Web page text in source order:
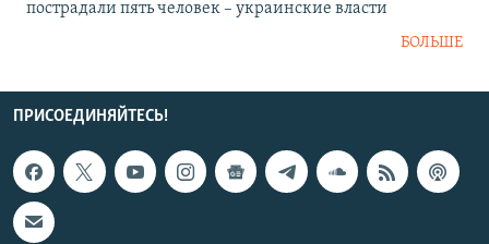
пострадали пять человек – украинские власти
БОЛЬШЕ
ПРИСОЕДИНЯЙТЕСЬ!